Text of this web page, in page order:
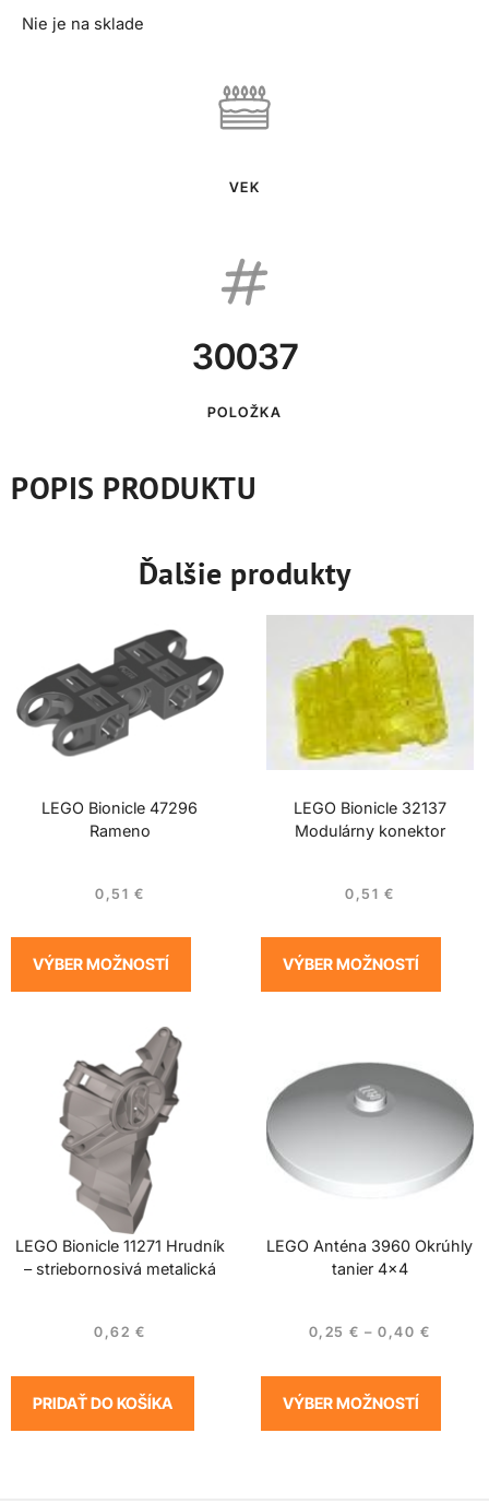
Nie je na sklade
VEK
30037
POLOŽKA
POPIS PRODUKTU
Ďalšie produkty
LEGO Bionicle 47296
Rameno
0,51 €
VÝBER MOŽNOSTÍ
LEGO Bionicle 32137
Modulárny konektor
0,51 €
VÝBER MOŽNOSTÍ
LEGO Bionicle 11271 Hrudník
– striebornosivá metalická
0,62 €
PRIDAŤ DO KOŠÍKA
LEGO Anténa 3960 Okrúhly
tanier 4×4
0,25€ – 0,40 €
VÝBER MOŽNOSTÍ